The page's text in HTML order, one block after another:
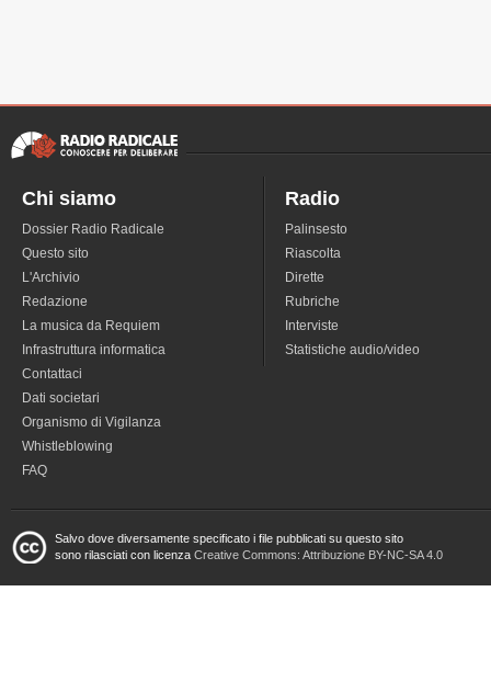
Chi siamo
Dossier Radio Radicale
Questo sito
L'Archivio
Redazione
La musica da Requiem
Infrastruttura informatica
Contattaci
Dati societari
Organismo di Vigilanza
Whistleblowing
FAQ
Radio
Palinsesto
Riascolta
Dirette
Rubriche
Interviste
Statistiche audio/video
Salvo dove diversamente specificato i file pubblicati su questo sito
sono rilasciati con licenza Creative Commons: Attribuzione BY-NC-SA 4.0